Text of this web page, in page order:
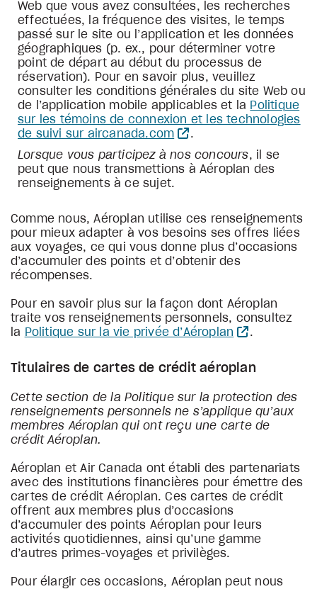
Web que vous avez consultées, les recherches
effectuées, la fréquence des visites, le temps
passé sur le site ou l’application et les données
géographiques (p. ex., pour déterminer votre
point de départ au début du processus de
réservation). Pour en savoir plus, veuillez
consulter les conditions générales du site Web ou
de l’application mobile applicables et la Politique
sur les témoins de connexion et les technologies
de suivi sur aircanada.com
.
Lorsque vous participez à nos concours, il se
peut que nous transmettions à Aéroplan des
renseignements à ce sujet.
Comme nous, Aéroplan utilise ces renseignements
pour mieux adapter à vos besoins ses offres liées
aux voyages, ce qui vous donne plus d’occasions
d’accumuler des points et d’obtenir des
récompenses.
Pour en savoir plus sur la façon dont Aéroplan
traite vos renseignements personnels, consultez
la Politique sur la vie privée d’Aéroplan .
Titulaires de cartes de crédit aéroplan
Cette section de la Politique sur la protection des
renseignements personnels ne s’applique qu’aux
membres Aéroplan qui ont reçu une carte de
crédit Aéroplan.
Aéroplan et Air Canada ont établi des partenariats
avec des institutions financières pour émettre des
cartes de crédit Aéroplan. Ces cartes de crédit
offrent aux membres plus d’occasions
d’accumuler des points Aéroplan pour leurs
activités quotidiennes, ainsi qu’une gamme
d’autres primes-voyages et privilèges.
Pour élargir ces occasions, Aéroplan peut nous